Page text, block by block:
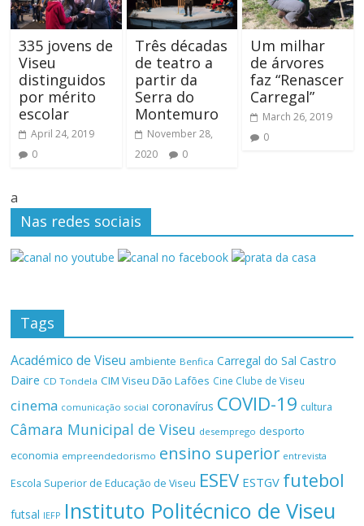
335 jovens de
Viseu
distinguidos
por mérito
escolar
April 24, 2019
0
Três décadas
de teatro a
partir da
Serra do
Montemuro
November 28,
2020
0
Um milhar
de árvores
faz “Renascer
Carregal”
March 26, 2019
0
a
Nas redes sociais
Tags
Académico de Viseu ambiente Benfica Carregal do Sal Castro
Daire CD Tondela CIM Viseu Dão Lafões Cine Clube de Viseu
cinema comunicação social coronavírus COVID-19 cultura
Câmara Municipal de Viseu desemprego desporto
economia empreendedorismo ensino superior entrevista
Escola Superior de Educação de Viseu ESEV ESTGV futebol
futsal IEFP Instituto Politécnico de Viseu